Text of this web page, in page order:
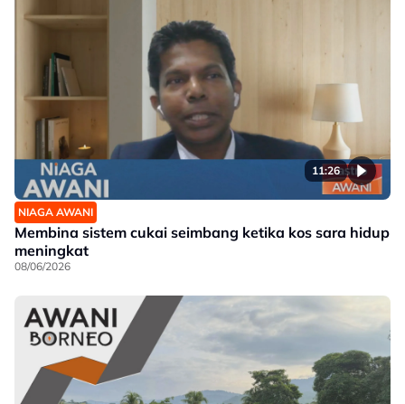
11:26
NIAGA AWANI
Membina sistem cukai seimbang ketika kos sara hidup
meningkat
08/06/2026